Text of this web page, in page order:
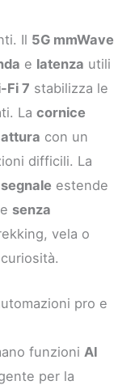
Il 5G mmWave
e latenza utili
Fi 7 stabilizza le
Lacornice
con un
difficili. La
estende
senza
vela o
pro e
funzioni AI
per la